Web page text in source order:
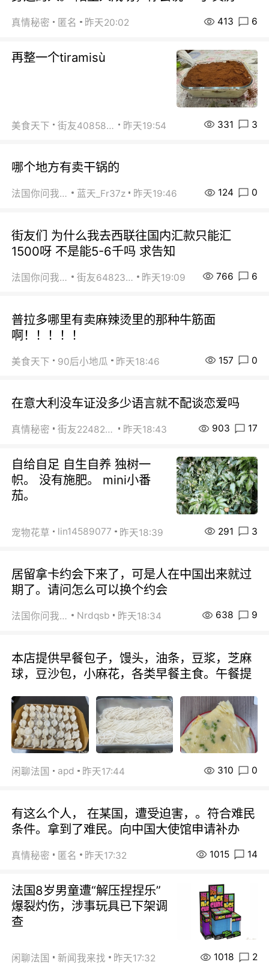
真情秘密 匿名 昨天20:02 413 6
再整一个tiramisù
美食天下 街友40858442 昨天19:54 331 3
哪个地方有卖干锅的
法国你问我答 蓝天_Fr37z 昨天19:46 124 0
街友们 为什么我去西联往国内汇款只能汇
1500呀 不是能5-6千吗 求告知
法国你问我答 街友64823891 昨天19:09 766 6
普拉多哪里有卖麻辣烫里的那种牛筋面
啊！！！！！
美食天下 90后小地瓜 昨天18:46 157 0
在意大利没车证没多少语言就不配谈恋爱吗
真情秘密 街友22482465 昨天18:43 903 17
自给自足 自生自养 独树一
帜。 没有施肥。 mini小番
茄。
宠物花草 lin14589077 昨天18:39 291 3
居留拿卡约会下来了，可是人在中国出来就过
期了。请问怎么可以换个约会
法国你问我答 Nrdqsb 昨天18:34 638 9
本店提供早餐包子，馒头，油条，豆浆，芝麻
球，豆沙包，小麻花，各类早餐主食。午餐提
闲聊法国 apd 昨天17:44 310 0
有这么个人， 在某国，遭受迫害，。符合难民
条件。拿到了难民。向中国大使馆申请补办
真情秘密 匿名 昨天17:32 1015 14
法国8岁男童遭“解压捏捏乐”
爆裂灼伤，涉事玩具已下架调
查
闲聊法国 新闻我来找 昨天17:32 1018 2